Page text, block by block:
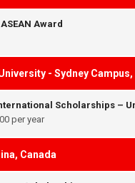
Award
- Sydney
Scholarships –
per year
Canada